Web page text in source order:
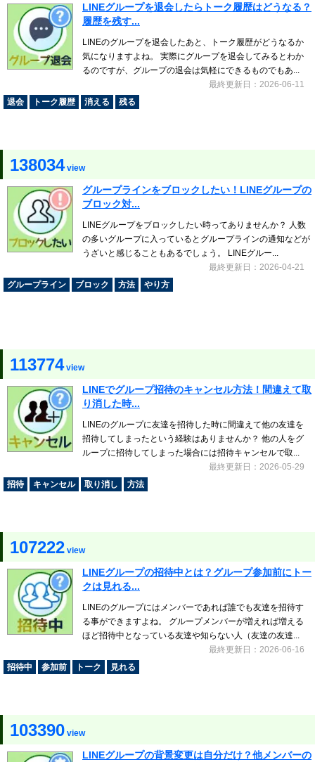
LINEグループを退会したらトーク履歴はどうなる？
履歴を残す...
LINEのグループを退会したあと、トーク履歴がどうなるか
気になりますよね。 実際にグループを退会してみるとわか
るのですが、グループの退会は気軽にできるものでもあ...
最終更新日：2026-06-11
退会
トーク履歴 消える 残る
138034view
グループラインをブロックしたい！LINEグループの
ブロック対...
LINEグループをブロックしたい時ってありませんか？ 人数
の多いグループに入っているとグループラインの通知などが
うざいと感じることもあるでしょう。 LINEグルー...
最終更新日：2026-04-21
グループライン
ブロック 方法 やり方
113774view
LINEでグループ招待のキャンセル方法！間違えて取
り消した時...
LINEのグループに友達を招待した時に間違えて他の友達を
招待してしまったという経験はありませんか？ 他の人をグ
ループに招待してしまった場合には招待キャンセルで取...
最終更新日：2026-05-29
招待
キャンセル 取り消し 方法
107222 view
LINEグループの招待中とは？グループ参加前にトー
クは見れる...
LINEのグループにはメンバーであれば誰でも友達を招待す
る事ができますよね。 グループメンバーが増えれば増える
ほど招待中となっている友達や知らない人（友達の友達...
最終更新日：2026-06-16
招待中
参加前 トーク 見れる
103390 view
LINEグループの背景変更は自分だけ？他メンバーの